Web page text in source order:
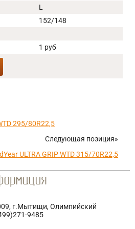
L
152/148
1 руб
295/80R22,5
Следующая позиция»
ULTRA GRIP WTD 315/70R22,5
г.Мытищи, Олимпийский
9485